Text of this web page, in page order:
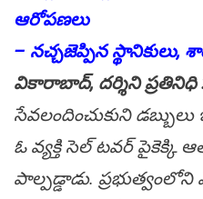
ఆరోప‌ణ‌లు
– న‌చ్చ‌జెప్పిన స్థానికులు,
వికారాబాద్‌, ద‌ర్శిని ప్ర‌తినిధి
సేవ‌లందించుకుని
ఓ వ్య‌క్తి సెల్ ట‌వ‌ర్
పాల్ప‌డ్డాడు.